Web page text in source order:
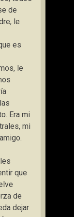
de
le
es
le
Era mi
mi
que
de
dejar